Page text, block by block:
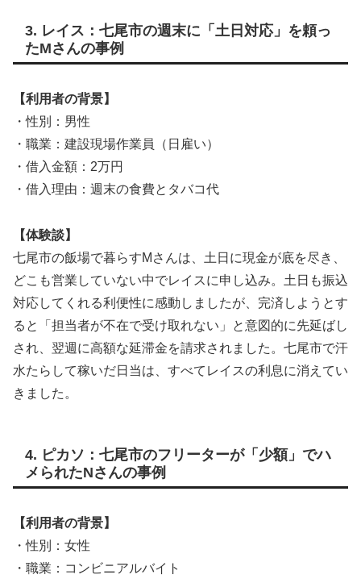
3. レイス：七尾市の週末に「土日対応」を頼っ
たMさんの事例
【利用者の背景】
・性別：男性
・職業：建設現場作業員（日雇い）
・借入金額：2万円
・借入理由：週末の食費とタバコ代
【体験談】
七尾市の飯場で暮らすMさんは、土日に現金が底を尽き、
どこも営業していない中でレイスに申し込み。土日も振込
対応してくれる利便性に感動しましたが、完済しようとす
ると「担当者が不在で受け取れない」と意図的に先延ばし
され、翌週に高額な延滞金を請求されました。七尾市で汗
水たらして稼いだ日当は、すべてレイスの利息に消えてい
きました。
4. ピカソ：七尾市のフリーターが「少額」でハ
メられたNさんの事例
【利用者の背景】
・性別：女性
・職業：コンビニアルバイト